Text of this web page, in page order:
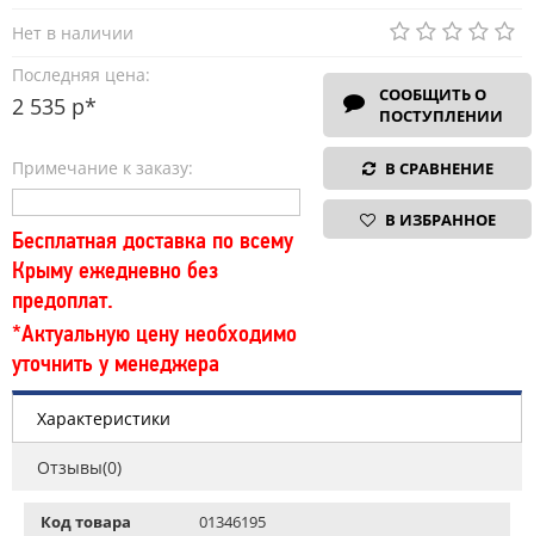
Нет в наличии
Последняя цена:
2 535 р*
Примечание к заказу:
Бесплатная доставка по всему
Крыму ежедневно без
предоплат.
*Актуальную цену необходимо
уточнить у менеджера
СООБЩИТЬ О
ПОСТУПЛЕНИИ
В СРАВНЕНИЕ
В ИЗБРАННОЕ
Характеристики
Отзывы(0)
Код товара 01346195